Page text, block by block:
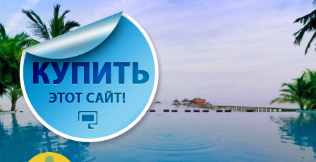
Перейти
к
содержимому